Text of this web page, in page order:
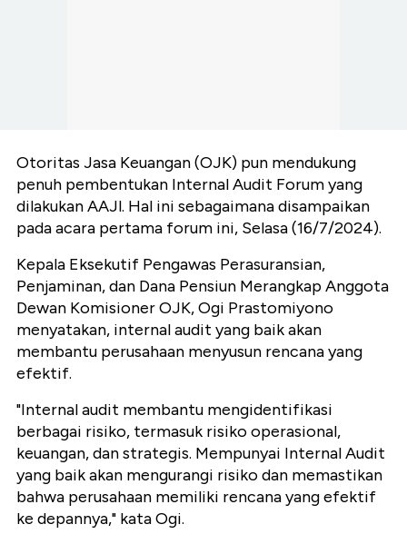
Otoritas Jasa Keuangan (OJK) pun mendukung
penuh pembentukan Internal Audit Forum yang
dilakukan AAJl. Hal ini sebagaimana disampaikan
pada acara pertama forum ini, Selasa (16/7/2024).
Kepala Eksekutif Pengawas Perasuransian,
Penjaminan, dan Dana Pensiun Merangkap Anggota
Dewan Komisioner OJK, Ogi Prastomiyono
menyatakan, internal audit yang baik akan
membantu perusahaan menyusun rencana yang
efektif.
"Internal audit membantu mengidentifikasi
berbagai risiko, termasuk risiko operasional,
keuangan, dan strategis. Mempunyai Internal Audit
yang baik akan mengurangi risiko dan memastikan
bahwa perusahaan memiliki rencana yang efektif
ke depannya," kata Ogi.